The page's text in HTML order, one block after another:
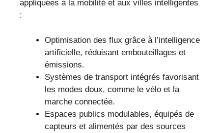
appliquées à la mobilité et aux villes intelligentes
:
Optimisation des flux grâce à l’intelligence
artificielle, réduisant embouteillages et
émissions.
Systèmes de transport intégrés favorisant
les modes doux, comme le vélo et la
marche connectée.
Espaces publics modulables, équipés de
capteurs et alimentés par des sources